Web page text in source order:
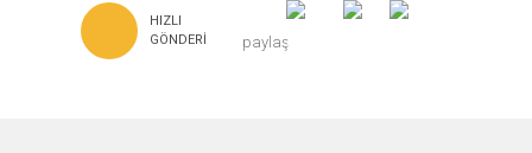
HIZLI
GÖNDERI
paylaş